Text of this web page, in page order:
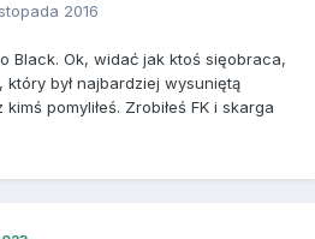
2016
Black. Ok, widać jak ktoś sięobraca,
był najbardziej wysuniętą
pomyliłeś. Zrobiłeś FK i skarga